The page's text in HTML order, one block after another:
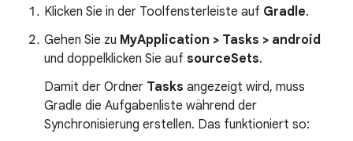
Klicken Sie in der Toolfensterleiste auf Gradle.
Gehen Sie zu MyApplication > Tasks > android
und doppelklicken Sie auf sourceSets.
Damit der Ordner Tasks angezeigt wird, muss
Gradle die Aufgabenliste während der
Synchronisierung erstellen. Das funktioniert so: